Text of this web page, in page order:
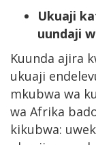
Ukuaji
uundaji
Kuunda ajira
ukuaji
mkubwa wa
wa Afrika
kikubwa: